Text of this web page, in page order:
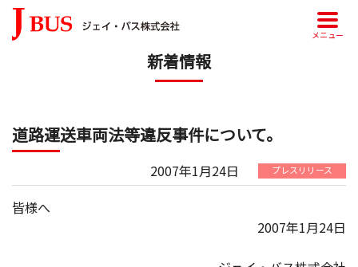
メニュー
新着情報
道路運送車両法等違反事件について。
2007年1月24日 プレスリリース
皆様へ
2007年1月24日